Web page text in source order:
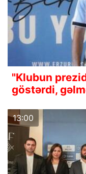
"Klubun
göstərdi,
13:00